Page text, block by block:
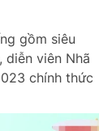
gồm siêu
diễn viên Nhã
chính thức